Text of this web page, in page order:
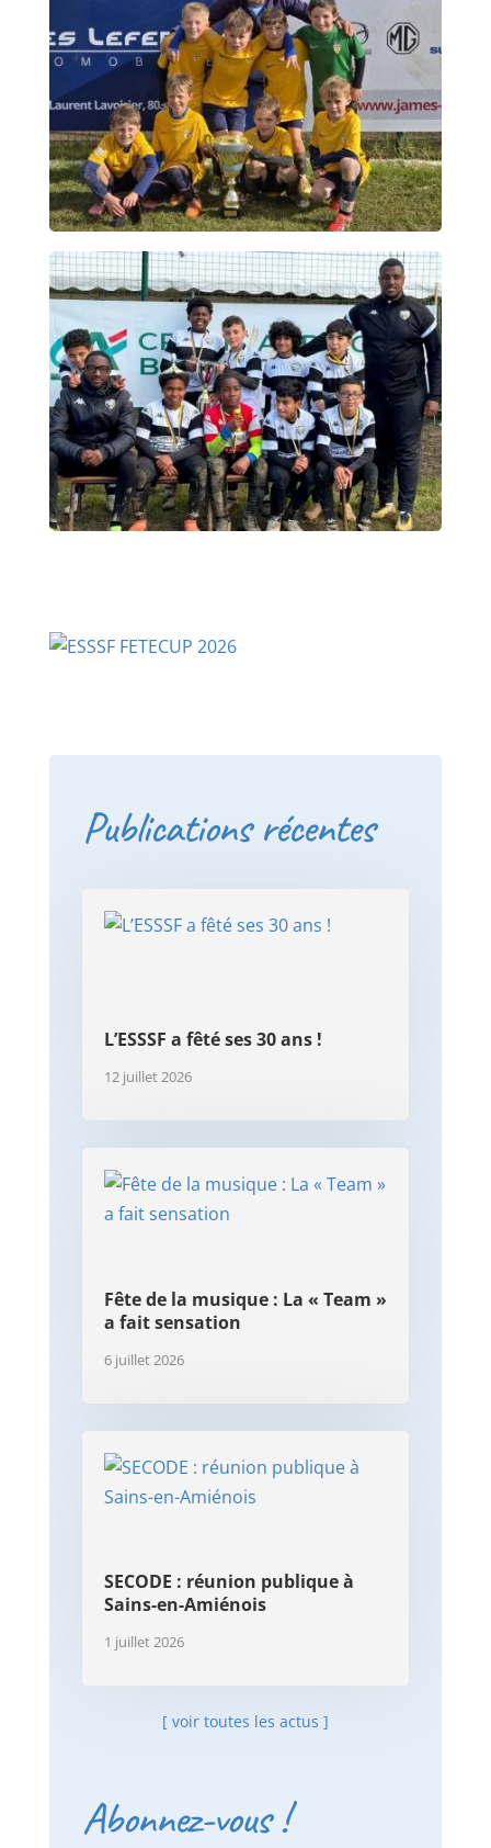
Publications récentes
L’ESSSF a fêté ses 30 ans !
12 juillet 2026
Fête de la musique : La « Team »
a fait sensation
6 juillet 2026
SECODE : réunion publique à
Sains-en-Amiénois
1 juillet 2026
[ voir toutes les actus ]
Abonnez-vous !